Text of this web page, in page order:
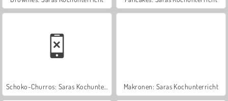
Makronen: Saras Kochunterricht